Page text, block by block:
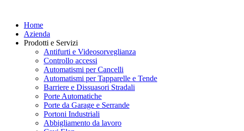
contenutoHome
Azienda
Prodotti e Servizi
Antifurti e Videosorveglianza
Controllo accessi
Automatismi per Cancelli
Automatismi per Tapparelle e Tende
Barriere e Dissuasori Stradali
Porte Automatiche
Porte da Garage e Serrande
Portoni Industriali
Abbigliamento da lavoro